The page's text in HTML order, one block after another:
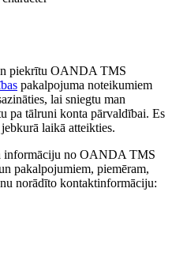
piekrītu OANDA TMS
pakalpojuma noteikumiem
lai sniegtu man
pa tālruni konta pārvaldībai. Es
laikā atteikties.
informāciju no OANDA TMS
pakalpojumiem, piemēram,
norādīto kontaktinformāciju: